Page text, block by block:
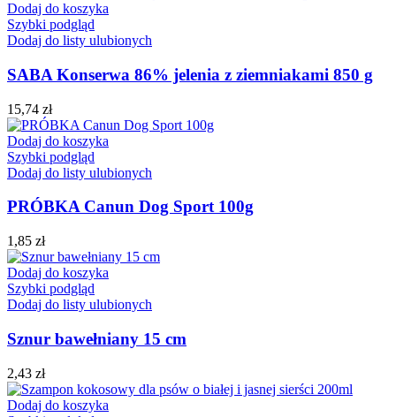
Dodaj do koszyka
Szybki podgląd
Dodaj do listy ulubionych
SABA Konserwa 86% jelenia z ziemniakami 850 g
15,74 zł
Dodaj do koszyka
Szybki podgląd
Dodaj do listy ulubionych
PRÓBKA Canun Dog Sport 100g
1,85 zł
Dodaj do koszyka
Szybki podgląd
Dodaj do listy ulubionych
Sznur bawełniany 15 cm
2,43 zł
Dodaj do koszyka